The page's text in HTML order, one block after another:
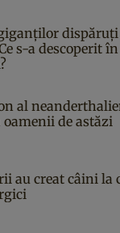
dispăruți
s-a descoperit
al
de astăzi
au creat câini la